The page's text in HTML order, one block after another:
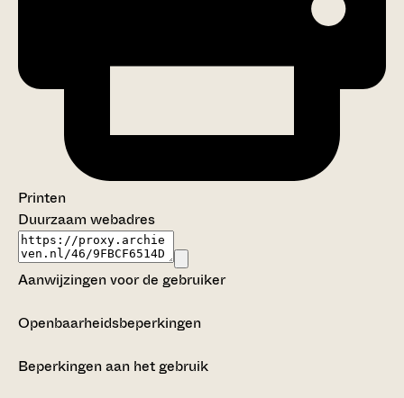
Printen
Duurzaam webadres
Aanwijzingen voor de gebruiker
Openbaarheidsbeperkingen
Beperkingen aan het gebruik